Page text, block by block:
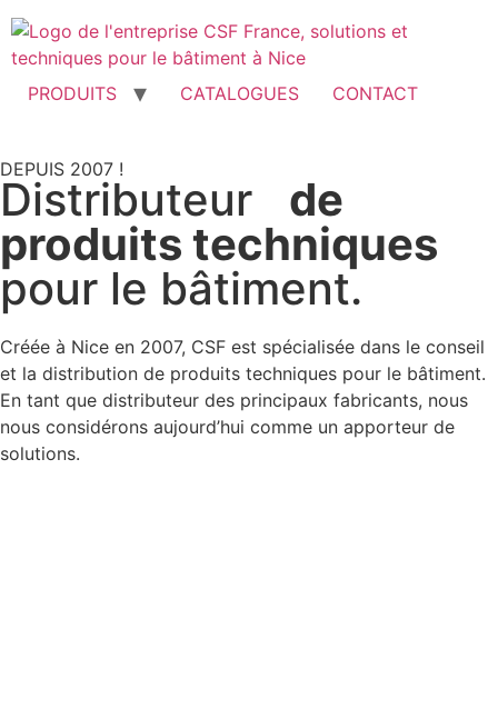
PRODUITS CATALOGUES CONTACT
DEPUIS 2007 !
Distributeur
de
produits techniques
pour le bâtiment.
Créée à Nice en 2007, CSF est spécialisée dans le conseil
et la distribution de produits techniques pour le bâtiment.
En tant que distributeur des principaux fabricants, nous
nous considérons aujourd’hui comme un apporteur de
solutions.